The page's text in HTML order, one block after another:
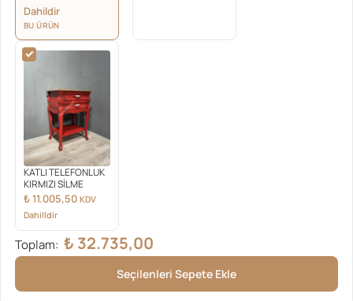
Dahildir
BU ÜRÜN
KATLI TELEFONLUK
KIRMIZI SİLME
₺11.005,50 KDV
Dahilldir
Toplam: ₺ 32.735,00
Seçilenleri Sepete Ekle